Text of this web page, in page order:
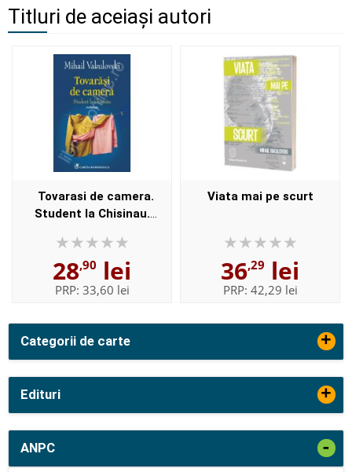
Categorii de carte +
Edituri +
ANPC -
Titluri de aceiași autori
Tovarasi de camera.
Student la Chisinau.
28,90 lei
PRP: 33,60 lei
Viata mai pe scurt
36,29 lei
PRP: 42,29 lei